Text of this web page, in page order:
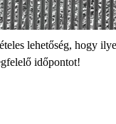
lehetőség, hogy
időpontot!